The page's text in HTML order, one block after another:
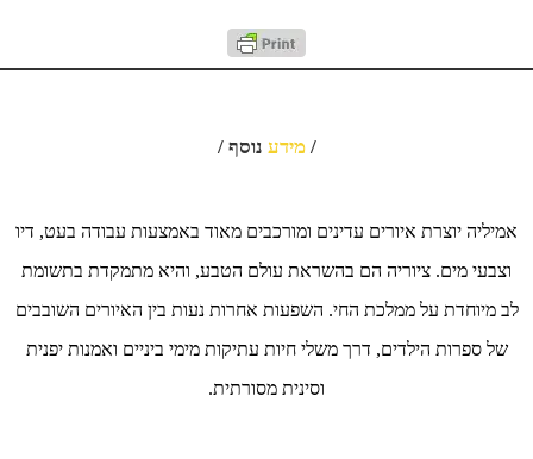
/ מידע נוסף /
אמיליה יוצרת איורים עדינים ומורכבים מאוד באמצעות עבודה בעט, דיו
וצבעי מים. ציוריה הם בהשראת עולם הטבע, והיא מתמקדת בתשומת
לב מיוחדת על ממלכת החי. השפעות אחרות נעות בין האיורים השובבים
של ספרות הילדים, דרך משלי חיות עתיקות מימי ביניים ואמנות יפנית
וסינית מסורתית.